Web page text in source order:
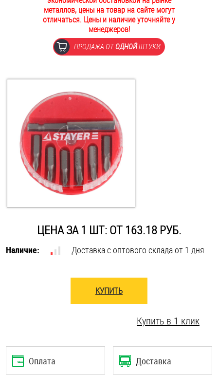
ОПЛАТА И ДОСТАВКА
Втулки
Заклепки (Гайки-Заклепки)
Инструмент
Крюки, кольца с метрической резьбой
Крюки, кольца с шурупной резьбой
Оснастка и аксессуары для яхт
Саморезы и шурупы
Такелаж
металлов, цены на товар на сайте могут
отличаться. Цены и наличие уточняйте у
менеджеров!
ПРОДАЖА ОТОДНОЙШТУКИ
ЦЕНА ЗА 1 ШТ: ОТ 163.18 РУБ.
Наличие: Доставка с оптового склада от 1 дня
КУПИТЬ
Купить в 1 клик
Оплата Доставка